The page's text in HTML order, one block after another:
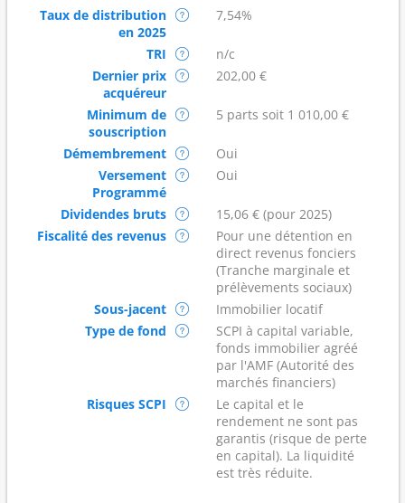
Taux de distribution
en 2025
7,54%
TRI
n/c
Dernier prix
acquéreur
202,00 €
Minimum de
souscription
5 parts soit 1 010,00 €
Démembrement
Oui
Versement
Programmé
Oui
Dividendes bruts
15,06 € (pour 2025)
Fiscalité des revenus
Pour une détention en
direct revenus fonciers
(Tranche marginale et
prélèvements sociaux)
Sous-jacent
Immobilier locatif
Type de fond
SCPI à capital variable,
fonds immobilier agréé
par l'AMF (Autorité des
marchés financiers)
Risques SCPI
Le capital et le
rendement ne sont pas
garantis (risque de perte
en capital). La liquidité
est très réduite.